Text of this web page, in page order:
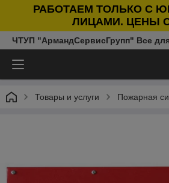
РАБОТАЕМ ТОЛЬКО С
ЛИЦАМИ. ЦЕНЫ
ЧТУП "АрмандСервисГрупп" Все
Товары и услуги Пожарная